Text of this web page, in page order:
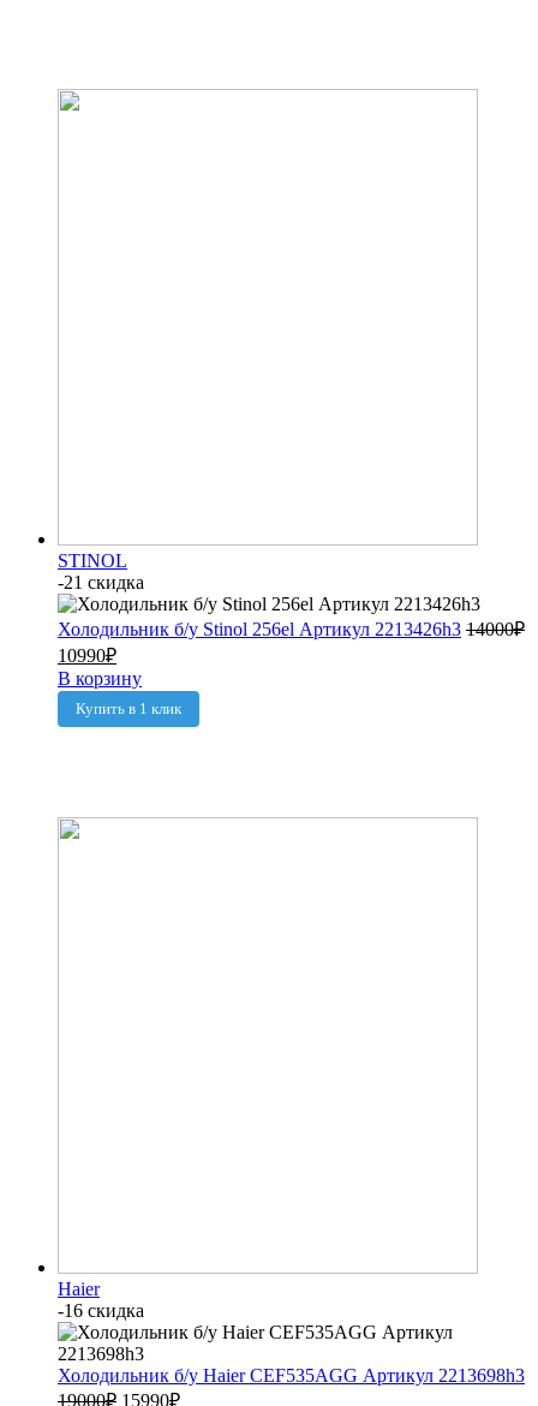
STINOL
-21 скидка
Холодильник б/у Stinol 256el Артикул 2213426h3 14000₽
10990₽
В корзину
Купить в 1 клик
Haier
-16 скидка
Холодильник б/у Haier CEF535AGG Артикул 2213698h3
19000₽ 15990₽